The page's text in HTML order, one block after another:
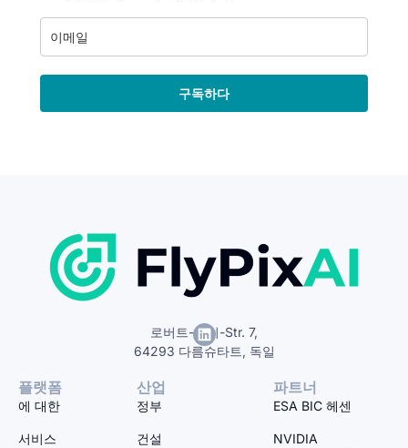
구독하다
로버트-보쉬-Str. 7,
64293 다름슈타트, 독일
플랫폼
에 대한
서비스
산업
정부
건설
파트너
ESA BIC 헤센
NVIDIA